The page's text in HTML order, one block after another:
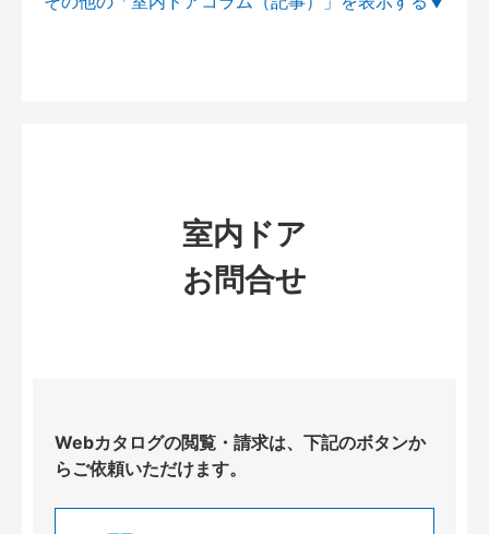
室内ドア
お問合せ
Webカタログの閲覧・請求は、下記のボタンか
らご依頼いただけます。